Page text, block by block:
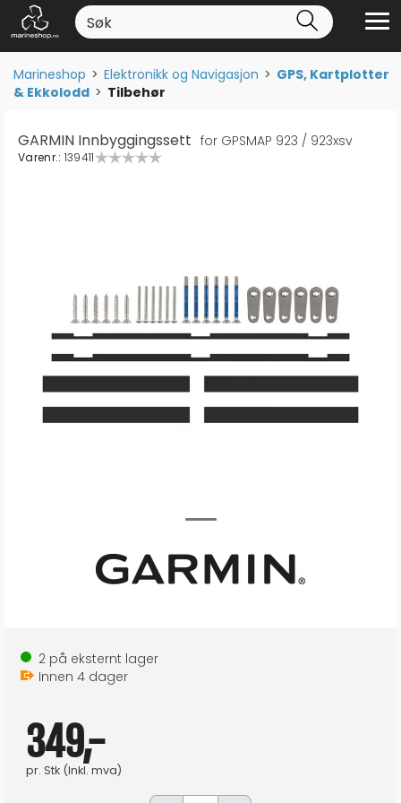
Marineshop>Elektronikk og Navigasjon>GPS, Kartplotter
& Ekkolodd>Tilbehør
GARMIN Innbyggingssett for GPSMAP 923 / 923xsv
Varenr.: 139411
2 på eksternt lager
Innen 4 dager
349,-
pr. Stk (Inkl. mva)